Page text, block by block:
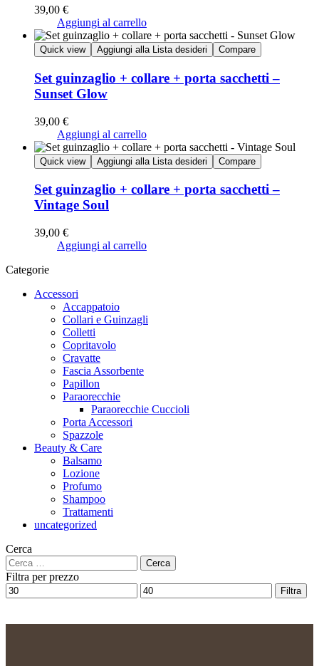
39,00 €
Aggiungi al carrello
Quick view Aggiungi alla Lista desideri Compare
Set guinzaglio + collare + porta sacchetti –
Sunset Glow
39,00 €
Aggiungi al carrello
Quick view Aggiungi alla Lista desideri Compare
Set guinzaglio + collare + porta sacchetti –
Vintage Soul
39,00 €
Aggiungi al carrello
Categorie
Accessori
Accappatoio
Collari e Guinzagli
Colletti
Copritavolo
Cravatte
Fascia Assorbente
Papillon
Paraorecchie
Paraorecchie Cuccioli
Porta Accessori
Spazzole
Beauty & Care
Balsamo
Lozione
Profumo
Shampoo
Trattamenti
uncategorized
Cerca
Filtra per prezzo
Filtra